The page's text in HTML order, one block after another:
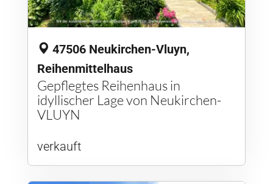
47506 Neukirchen-Vluyn,
Reihenmittelhaus
Gepflegtes Reihenhaus in
idyllischer Lage von Neukirchen-
VLUYN
verkauft